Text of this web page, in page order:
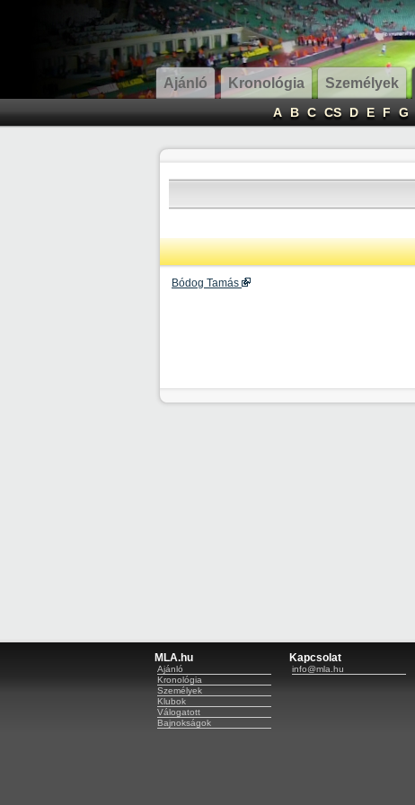
Ajánló Kronológia Személyek
A B C CS D E F G
Bódog Tamás
MLA.hu
Ajánló
Kronológia
Személyek
Klubok
Válogatott
Bajnokságok
Kapcsolat
info@mla.hu